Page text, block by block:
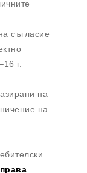
съгласие
г.
на
на